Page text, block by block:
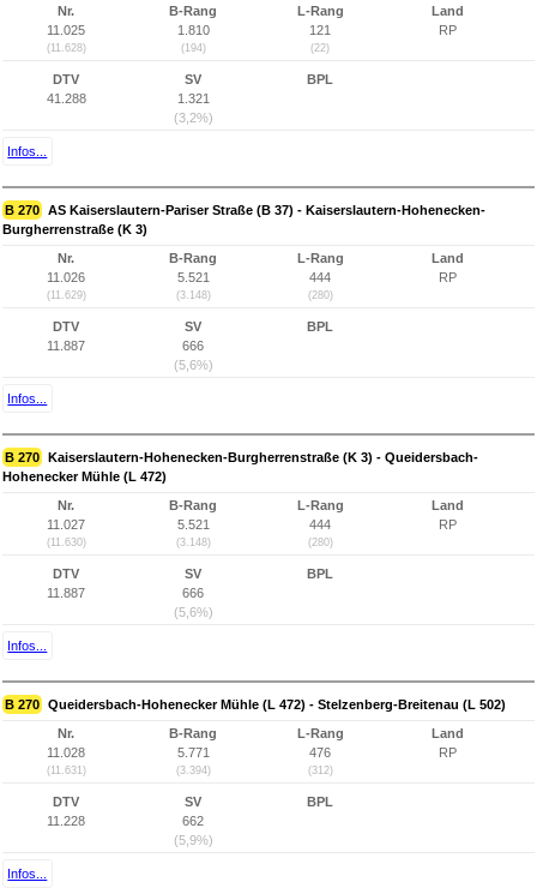
Nr.
11.025
(11.628)
B-Rang
1.810
(194)
L-Rang
121
(22)
Land
RP
DTV
41.288
SV
1.321
(3,2%)
BPL
Infos...
B 270 AS Kaiserslautern-Pariser Straße (B 37) - Kaiserslautern-Hohenecken-
Burgherrenstraße (K 3)
Nr.
11.026
(11.629)
B-Rang
5.521
(3.148)
L-Rang
444
(280)
Land
RP
DTV
11.887
SV
666
(5,6%)
BPL
Infos...
B 270 Kaiserslautern-Hohenecken-Burgherrenstraße (K 3) - Queidersbach-
Hohenecker Mühle (L 472)
Nr.
11.027
(11.630)
B-Rang
5.521
(3.148)
L-Rang
444
(280)
Land
RP
DTV
11.887
SV
666
(5,6%)
BPL
Infos...
B 270 Queidersbach-Hohenecker Mühle (L 472) - Stelzenberg-Breitenau (L 502)
Nr.
11.028
(11.631)
B-Rang
5.771
(3.394)
L-Rang
476
(312)
Land
RP
DTV
11.228
SV
662
(5,9%)
BPL
Infos...